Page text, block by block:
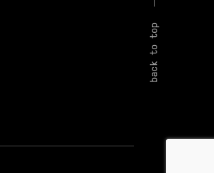
back to top